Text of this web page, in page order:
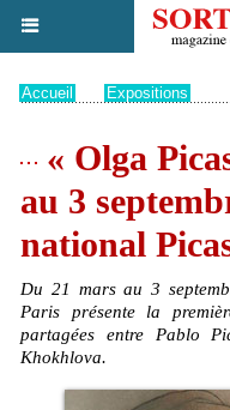
Accueil Expositions
« Olga
au 3
national
Du 21 mars au 3
Paris présente la
partagées entre Pablo
Khokhlova.